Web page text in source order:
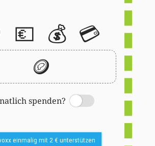
💶 💰 💳
🪙
spenden?
Switch
einmalig mit 2 € unterstützen